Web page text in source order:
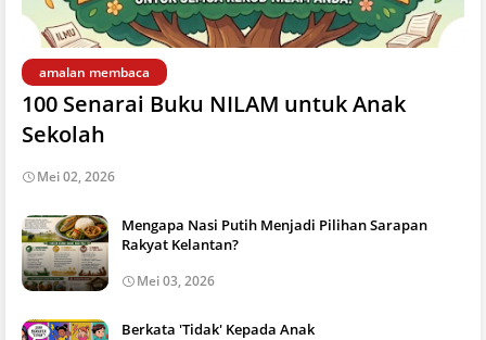
amalan membaca
100 Senarai Buku NILAM untuk Anak
Sekolah
Mei 02, 2026
Mengapa Nasi Putih Menjadi Pilihan Sarapan
Rakyat Kelantan?
Mei 03, 2026
Berkata 'Tidak' Kepada Anak